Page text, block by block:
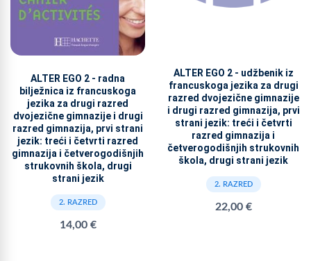
ALTER EGO 2 - radna
bilježnica iz francuskoga
jezika za drugi razred
dvojezične gimnazije i drugi
razred gimnazija, prvi strani
jezik: treći i četvrti razred
gimnazija i četverogodišnjih
strukovnih škola, drugi
strani jezik
2. RAZRED
14,00 €
ALTER EGO 2 - udžbenik iz
francuskoga jezika za drugi
razred dvojezične gimnazije
i drugi razred gimnazija, prvi
strani jezik: treći i četvrti
razred gimnazija i
četverogodišnjih strukovnih
škola, drugi strani jezik
2. RAZRED
22,00 €